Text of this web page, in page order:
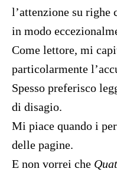
l’attenzione su righe
in modo
Come lettore, mi
particolarmente
Spesso preferisco
di disagio.
Mi piace quando i
delle pagine.
E non vorrei che